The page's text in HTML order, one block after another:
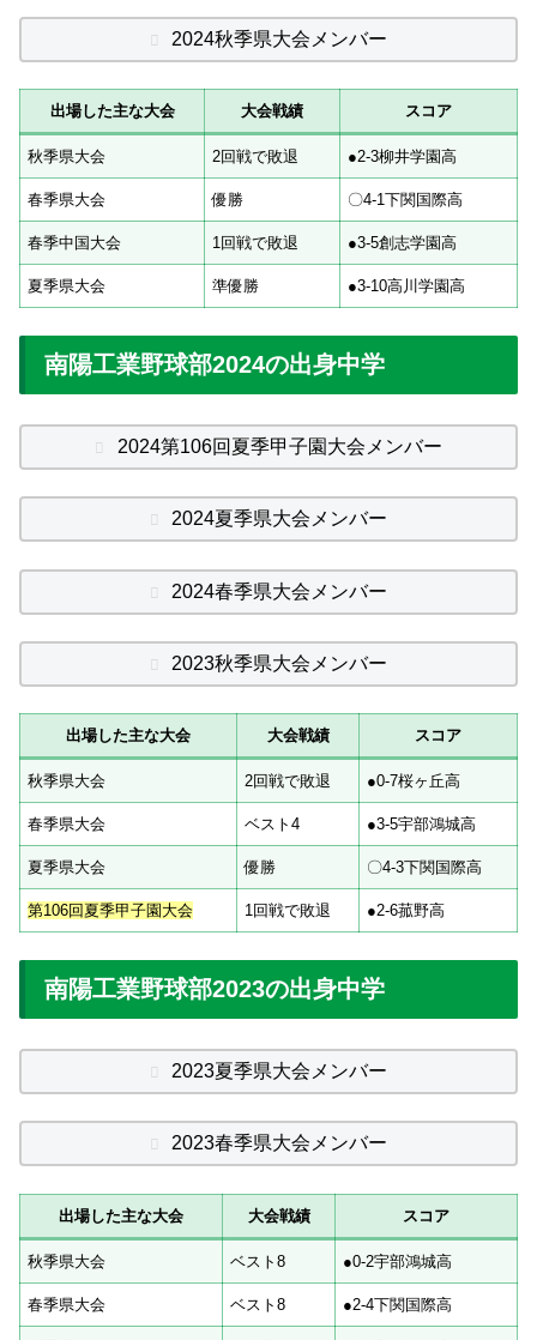
2024秋季県大会メンバー
出場した主な大会 大会戦績 スコア
秋季県大会 2回戦で敗退 ●2-3柳井学園高
春季県大会 優勝 〇4-1下関国際高
春季中国大会 1回戦で敗退 ●3-5創志学園高
夏季県大会 準優勝 ●3-10高川学園高
南陽工業野球部2024の出身中学
2024第106回夏季甲子園大会メンバー
2024夏季県大会メンバー
2024春季県大会メンバー
2023秋季県大会メンバー
出場した主な大会 大会戦績 スコア
秋季県大会 2回戦で敗退 ●0-7桜ヶ丘高
春季県大会 ベスト4 ●3-5宇部鴻城高
夏季県大会 優勝 〇4-3下関国際高
第106回夏季甲子園大会 1回戦で敗退 ●2-6菰野高
南陽工業野球部2023の出身中学
2023夏季県大会メンバー
2023春季県大会メンバー
出場した主な大会 大会戦績 スコア
秋季県大会 ベスト8 ●0-2宇部鴻城高
春季県大会 ベスト8 ●2-4下関国際高